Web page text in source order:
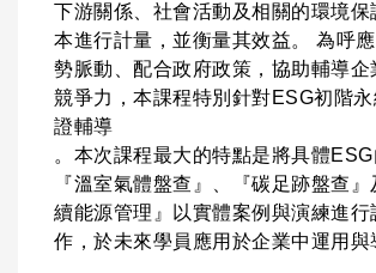
下游關係、社會活動及相關的環境保
本進行計量，並衡量其效益。 為呼
勢脈動、配合政府政策，協助輔導企
競爭力，本課程特別針對ESG初階
證輔導
。本次課程最大的特點是將具體ESG
『溫室氣體盤查』、『碳足跡盤查
續能源管理』以實體案例與演練進行
作，於未來學員應用於企業中運用與